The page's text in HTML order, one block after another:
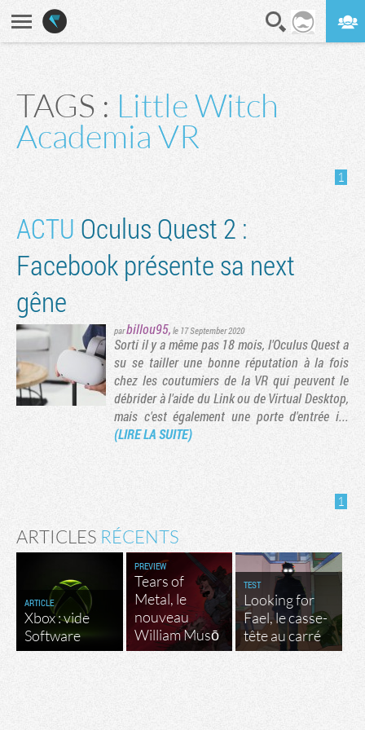
TAGS : Little Witch
Academia VR
1
ACTU Oculus Quest 2 :
Facebook présente sa next
gêne
parbillou95, le 17 September 2020
Sorti il y a même pas 18 mois, l'Oculus Quest a
su se tailler une bonne réputation à la fois
chez les coutumiers de la VR qui peuvent le
débrider à l'aide du Link ou de Virtual Desktop,
mais c'est également une porte d'entrée i...
(LIRE LA SUITE)
1
ARTICLES RÉCENTS
ARTICLE
Xbox : vide
Software
PREVIEW
Tears of
Metal, le
nouveau
William Musō
TEST
Looking for
Fael, le casse-
tête au carré
Tribune